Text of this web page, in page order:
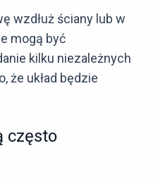
wzdłuż ściany lub w
mogą być
kilku niezależnych
że układ będzie
często